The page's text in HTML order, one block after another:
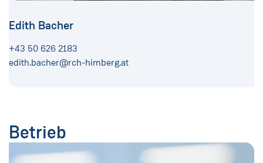
Edith Bacher
+43 50 626 2183
edith.bacher@rch-himberg.at
Betrieb